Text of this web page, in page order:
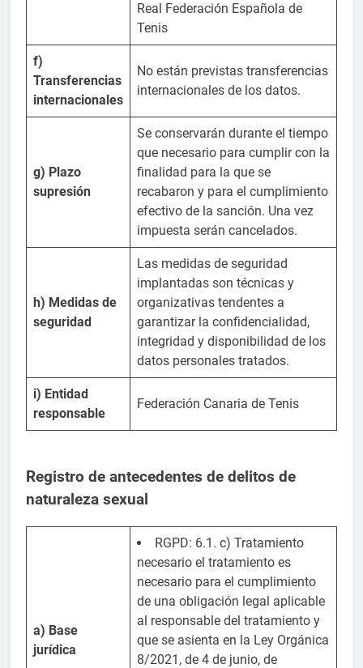
Real Federación Española de
Tenis
f)
Transferencias
internacionales
No están previstas transferencias
internacionales de los datos.
g) Plazo
supresión
Se conservarán durante el tiempo
que necesario para cumplir con la
finalidad para la que se
recabaron y para el cumplimiento
efectivo de la sanción. Una vez
impuesta serán cancelados.
h) Medidas de
seguridad
Las medidas de seguridad
implantadas son técnicas y
organizativas tendentes a
garantizar la confidencialidad,
integridad y disponibilidad de los
datos personales tratados.
i) Entidad
responsable
Federación Canaria de Tenis
Registro de antecedentes de delitos de
naturaleza sexual
a) Base
jurídica
RGPD: 6.1. c) Tratamiento
necesario el tratamiento es
necesario para el cumplimiento
de una obligación legal aplicable
al responsable del tratamiento y
que se asienta en la Ley Orgánica
8/2021, de 4 de junio, de